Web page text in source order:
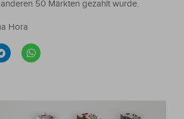
50 Märkten gezahlt wurde.
Hora